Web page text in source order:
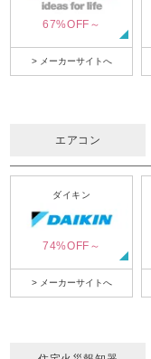
67%OFF～
> メーカーサイトへ
エアコン
ダイキン
74%OFF～
> メーカーサイトへ